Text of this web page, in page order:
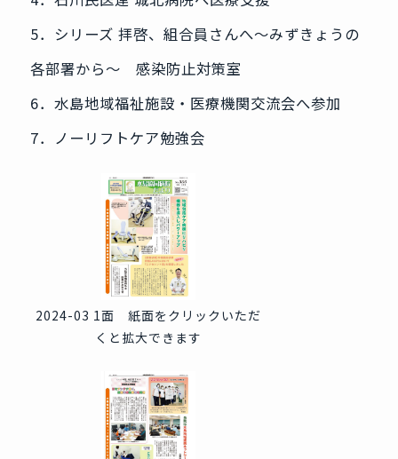
5．シリーズ 拝啓、組合員さんへ～みずきょうの
各部署から～ 感染防止対策室
6．水島地域福祉施設・医療機関交流会へ参加
7．ノーリフトケア勉強会
2024-03 1面 紙面をクリックいただ
くと拡大できます